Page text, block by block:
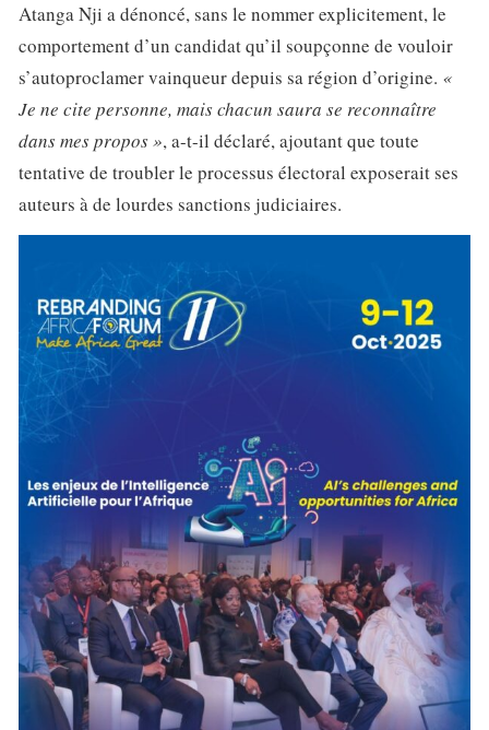
Atanga Nji a dénoncé, sans le nommer explicitement, le
comportement d’un candidat qu’il soupçonne de vouloir
s’autoproclamer vainqueur depuis sa région d’origine. «
Je ne cite personne, mais chacun saura se reconnaître
dans mes propos », a-t-il déclaré, ajoutant que toute
tentative de troubler le processus électoral exposerait ses
auteurs à de lourdes sanctions judiciaires.